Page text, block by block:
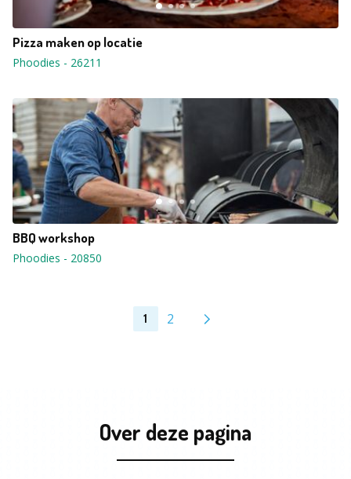
Pizza maken op locatie
Phoodies - 26211
BBQ workshop
Phoodies - 20850
1 2
Over deze pagina